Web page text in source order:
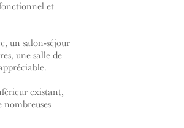
et
un salon-séjour
une salle de
existant,
nombreuses